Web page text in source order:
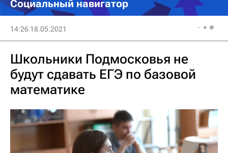
Социальный навигатор
14:26 18.05.2021
Школьники Подмосковья не
будут сдавать ЕГЭ по базовой
математике